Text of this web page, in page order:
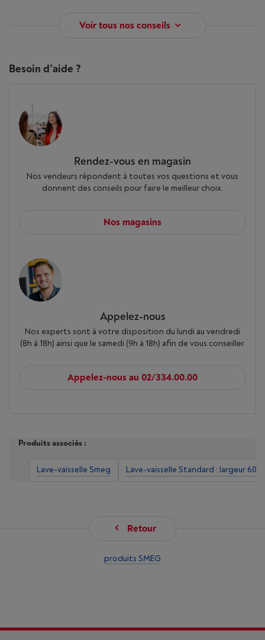
Voir tous nos conseils
Besoin d'aide ?
Rendez-vous en magasin
Nos vendeurs répondent à toutes vos questions et vous
donnent des conseils pour faire le meilleur choix.
Nos magasins
Appelez-nous
Nos experts sont à votre disposition du lundi au vendredi
(8h à 18h) ainsi que le samedi (9h à 18h) afin de vous conseiller.
Appelez-nous au 02/334.00.00
Produits associés :
Lave-vaisselle Smeg Lave-vaisselle Standard : largeur 60
Retour
produits SMEG